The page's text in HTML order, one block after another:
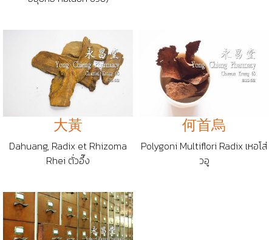
大黃
Dahuang, Radix et Rhizoma
Rhei ตั่วอึ๊ง
何首烏
Polygoni Multiflori Radix เหอโส่
วอู